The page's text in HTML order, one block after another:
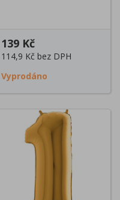
139 Kč
114,9 Kč bez DPH
Vyprodáno